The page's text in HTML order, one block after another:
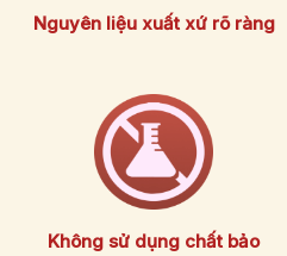
Nguyên liệu xuất xứ rõ ràng
Không sử dụng chất bảo